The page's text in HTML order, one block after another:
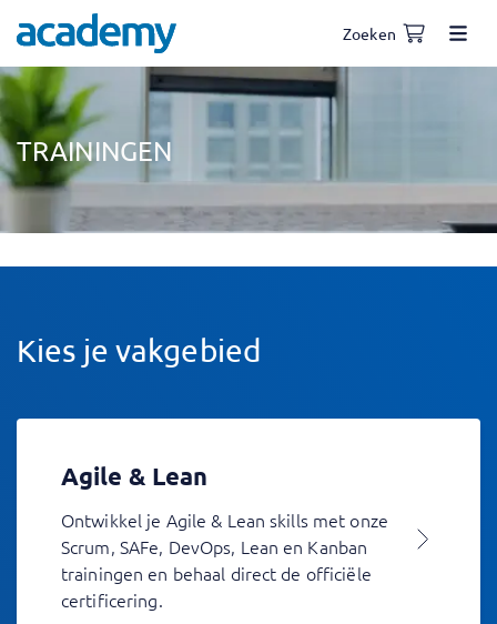
Zoeken
TRAININGEN
Kies je vakgebied
Agile & Lean
Ontwikkel je Agile & Lean skills met onze
Scrum, SAFe, DevOps, Lean en Kanban
trainingen en behaal direct de officiële
certificering.